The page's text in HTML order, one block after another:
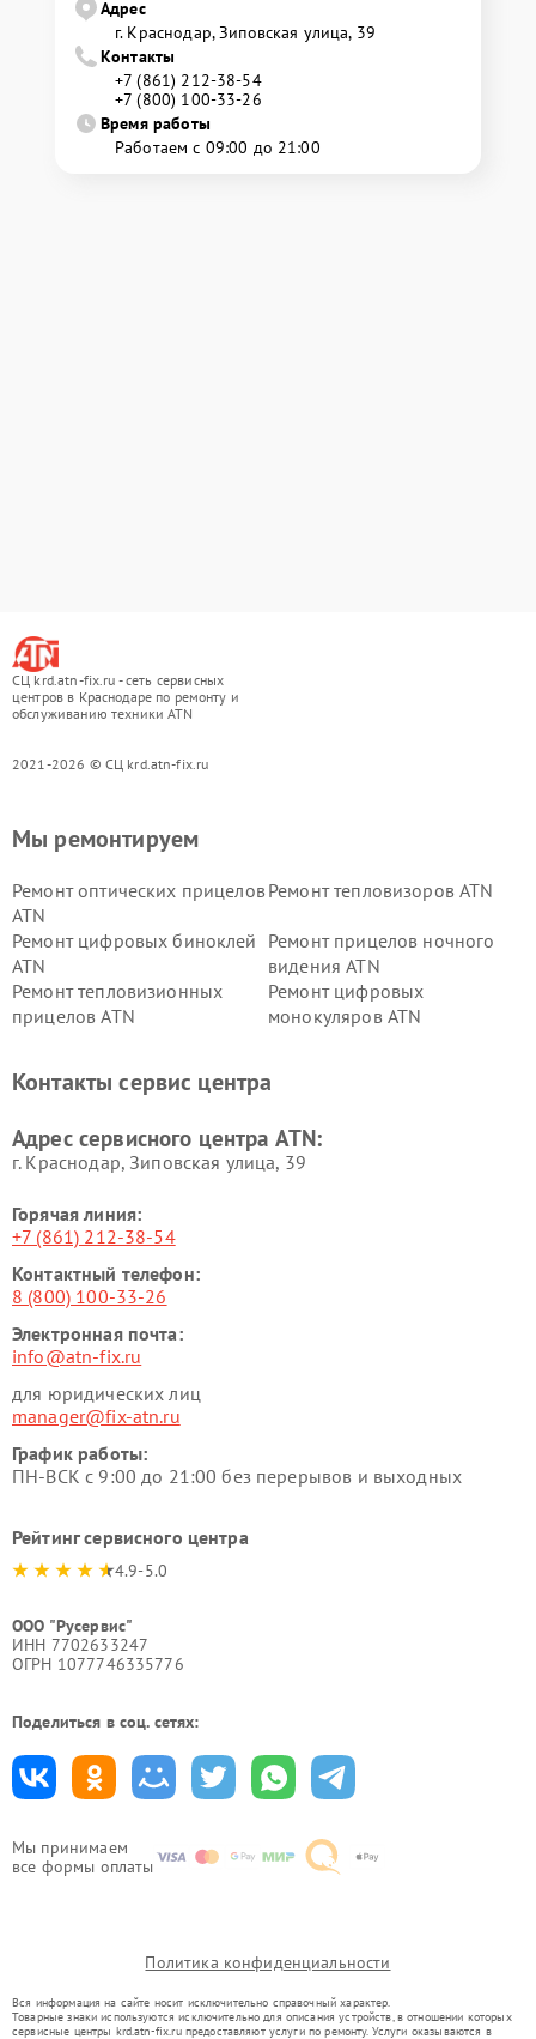
Адрес
г. Краснодар, Зиповская улица, 39
Контакты
+7 (861) 212-38-54
+7 (800) 100-33-26
Время работы
Работаем с 09:00 до 21:00
СЦ krd.atn-fix.ru - сеть сервисных
центров в Краснодаре по ремонту и
обслуживанию техники ATN
2021-2026 © СЦ krd.atn-fix.ru
Мы принимаем
все формы оплаты
Мы ремонтируем
Ремонт оптических прицелов
ATN
Ремонт тепловизоров ATN
Ремонт цифровых биноклей
ATN
Ремонт прицелов ночного
видения ATN
Ремонт тепловизионных
прицелов ATN
Ремонт цифровых
монокуляров ATN
Контакты сервис центра
Адрес сервисного центра ATN:
г. Краснодар, Зиповская улица, 39
Горячая линия:
+7 (861) 212-38-54
Контактный телефон:
8 (800) 100-33-26
Электронная почта:
info@atn-fix.ru
для юридических лиц
manager@fix-atn.ru
График работы:
ПН-ВСК с 9:00 до 21:00 без перерывов и выходных
Рейтинг сервисного центра
4.9-5.0
ООО "Русервис"
ИНН 7702633247
ОГРН 1077746335776
Поделиться в соц. сетях:
Политика конфиденциальности
Вся информация на сайте носит исключительно справочный характер.
Товарные знаки используются исключительно для описания устройств, в отношении которых
сервисные центры krd.atn-fix.ru предоставляют услуги по ремонту. Услуги оказываются в